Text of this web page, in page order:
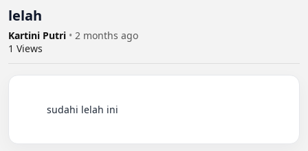
lelah
Kartini Putri • 2 months ago
1 Views